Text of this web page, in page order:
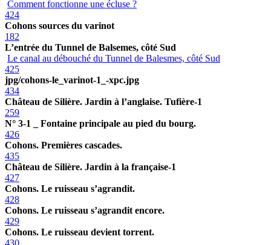
Comment fonctionne une écluse ?
424
Cohons sources du varinot
182
L’entrée du Tunnel de Balsemes, côté Sud
Le canal au débouché du Tunnel de Balesmes, côté Sud
425
jpg/cohons-le_varinot-1_-xpc.jpg
434
Château de Silière. Jardin à l’anglaise. Tufière-1
259
N° 3-1 _ Fontaine principale au pied du bourg.
426
Cohons. Premières cascades.
435
Château de Silière. Jardin à la française-1
427
Cohons. Le ruisseau s’agrandit.
428
Cohons. Le ruisseau s’agrandit encore.
429
Cohons. Le ruisseau devient torrent.
430